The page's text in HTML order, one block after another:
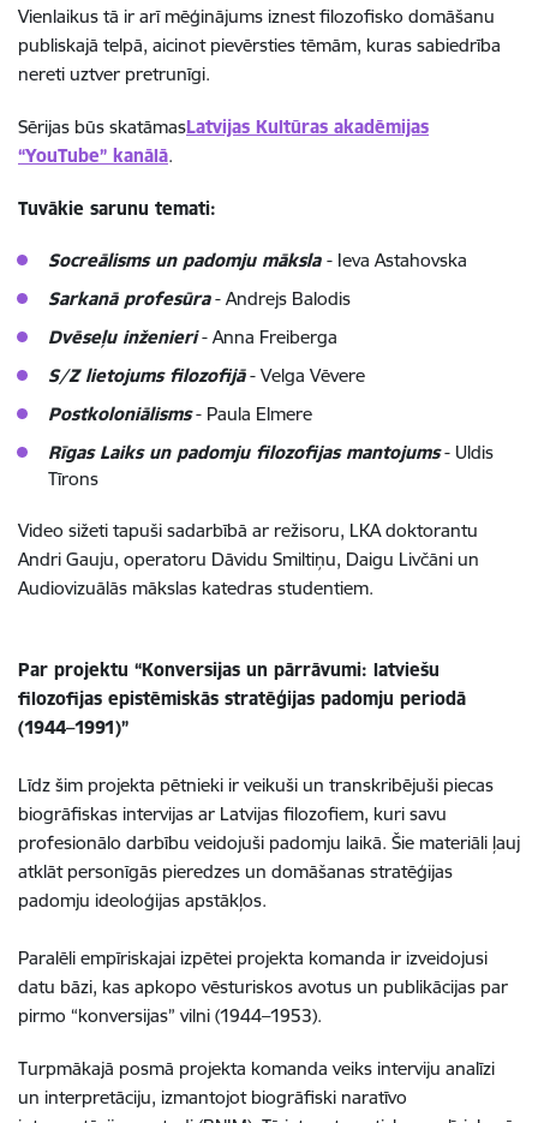
Vienlaikus tā ir arī mēģinājums iznest filozofisko domāšanu
publiskajā telpā, aicinot pievērsties tēmām, kuras sabiedrība
nereti uztver pretrunīgi.
Sērijas būs skatāmasLatvijas Kultūras akadēmijas
“YouTube” kanālā.
Tuvākie sarunu temati:
Socreālisms un padomju māksla - Ieva Astahovska
Sarkanā profesūra- Andrejs Balodis
Dvēseļu inženieri- Anna Freiberga
S/Z lietojums filozofijā- Velga Vēvere
Postkoloniālisms- Paula Elmere
Rīgas Laiks un padomju filozofijas mantojums- Uldis
Tīrons
Video sižeti tapuši sadarbībā ar režisoru, LKA doktorantu
Andri Gauju, operatoru Dāvidu Smiltiņu, Daigu Livčāni un
Audiovizuālās mākslas katedras studentiem.
Par projektu “Konversijas un pārrāvumi: latviešu
filozofijas epistēmiskās stratēģijas padomju periodā
(1944–1991)”
Līdz šim projekta pētnieki ir veikuši un transkribējuši piecas
biogrāfiskas intervijas ar Latvijas filozofiem, kuri savu
profesionālo darbību veidojuši padomju laikā. Šie materiāli ļauj
atklāt personīgās pieredzes un domāšanas stratēģijas
padomju ideoloģijas apstākļos.
Paralēli empīriskajai izpētei projekta komanda ir izveidojusi
datu bāzi, kas apkopo vēsturiskos avotus un publikācijas par
pirmo “konversijas” vilni (1944–1953).
Turpmākajā posmā projekta komanda veiks interviju analīzi
un interpretāciju, izmantojot biogrāfiski naratīvo